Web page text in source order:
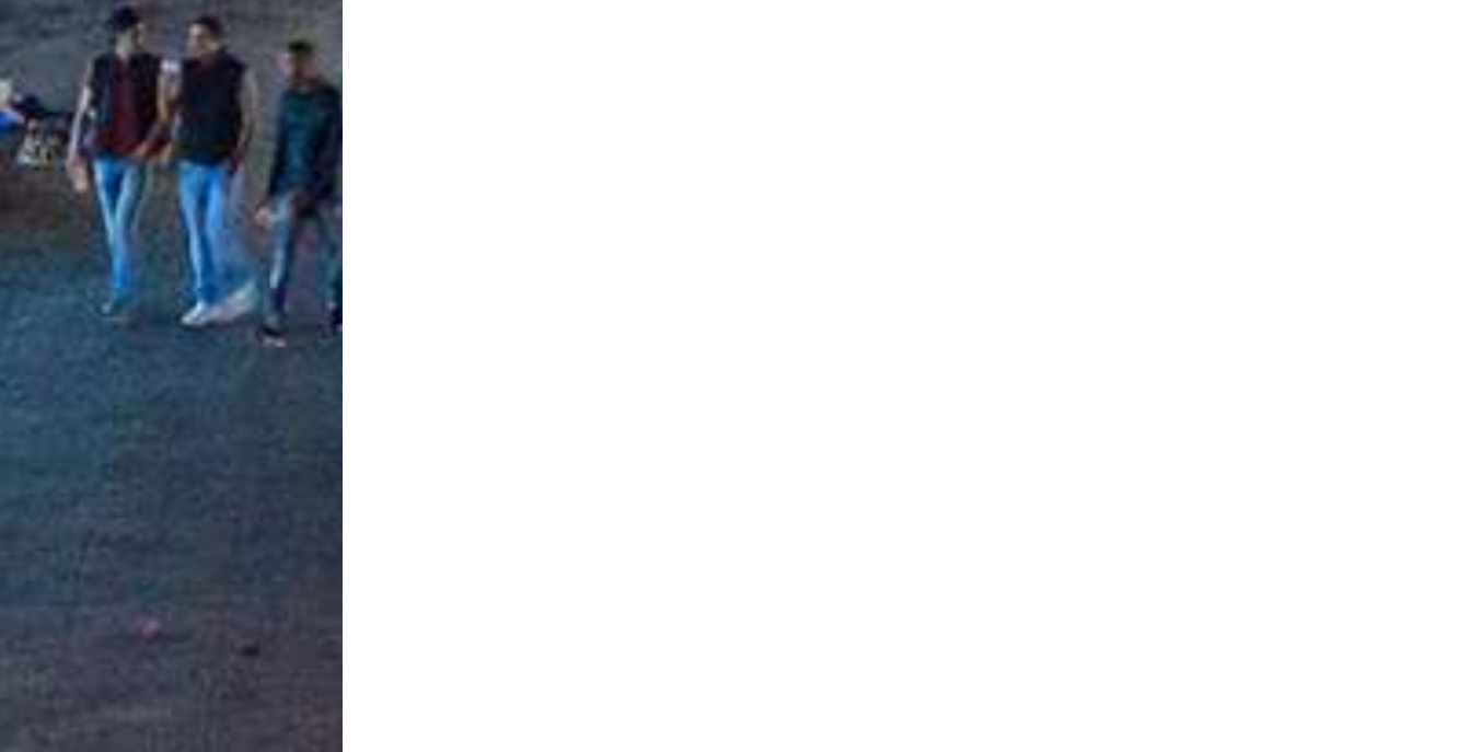
Vivez des moments inoubliables à Almazar.
Restaurants, loisirs et animations vous
attendent dans une ambiance chaleureuse, de
jour comme de nuit.
Explorer les loisirs